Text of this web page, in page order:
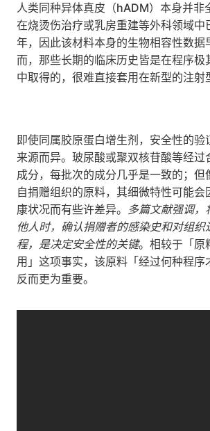
人类同种异体真皮（hADM）本身并非
在烧烫伤治疗或乳房重建等外科领域
年，因此该材料本身的生物相容性数据
而，那些长期的临床历史皆是在程序极
中取得的，很难直接套用在新型的注射
即使同属胶原蛋白增生剂，安全性的验
来源而异。玻尿酸或聚双核苷酸等经过
成分，每批次的成分几乎是一致的；但
自捐赠组织的原料，其细微特性可能会
康状况而有些许差异。
多篇文献强调
他人时，确认捐赠者的感染史和对组织
程，是决定安全性的关键。相较于「原
用」这项事实，该原料「经过何种程序
反而更为重要。